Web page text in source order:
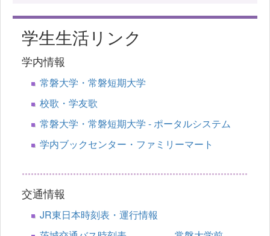
学生生活リンク
学内情報
常磐大学・常磐短期大学
校歌・学友歌
常磐大学・常磐短期大学 - ポータルシステム
学内ブックセンター・ファミリーマート
交通情報
JR東日本時刻表・運行情報